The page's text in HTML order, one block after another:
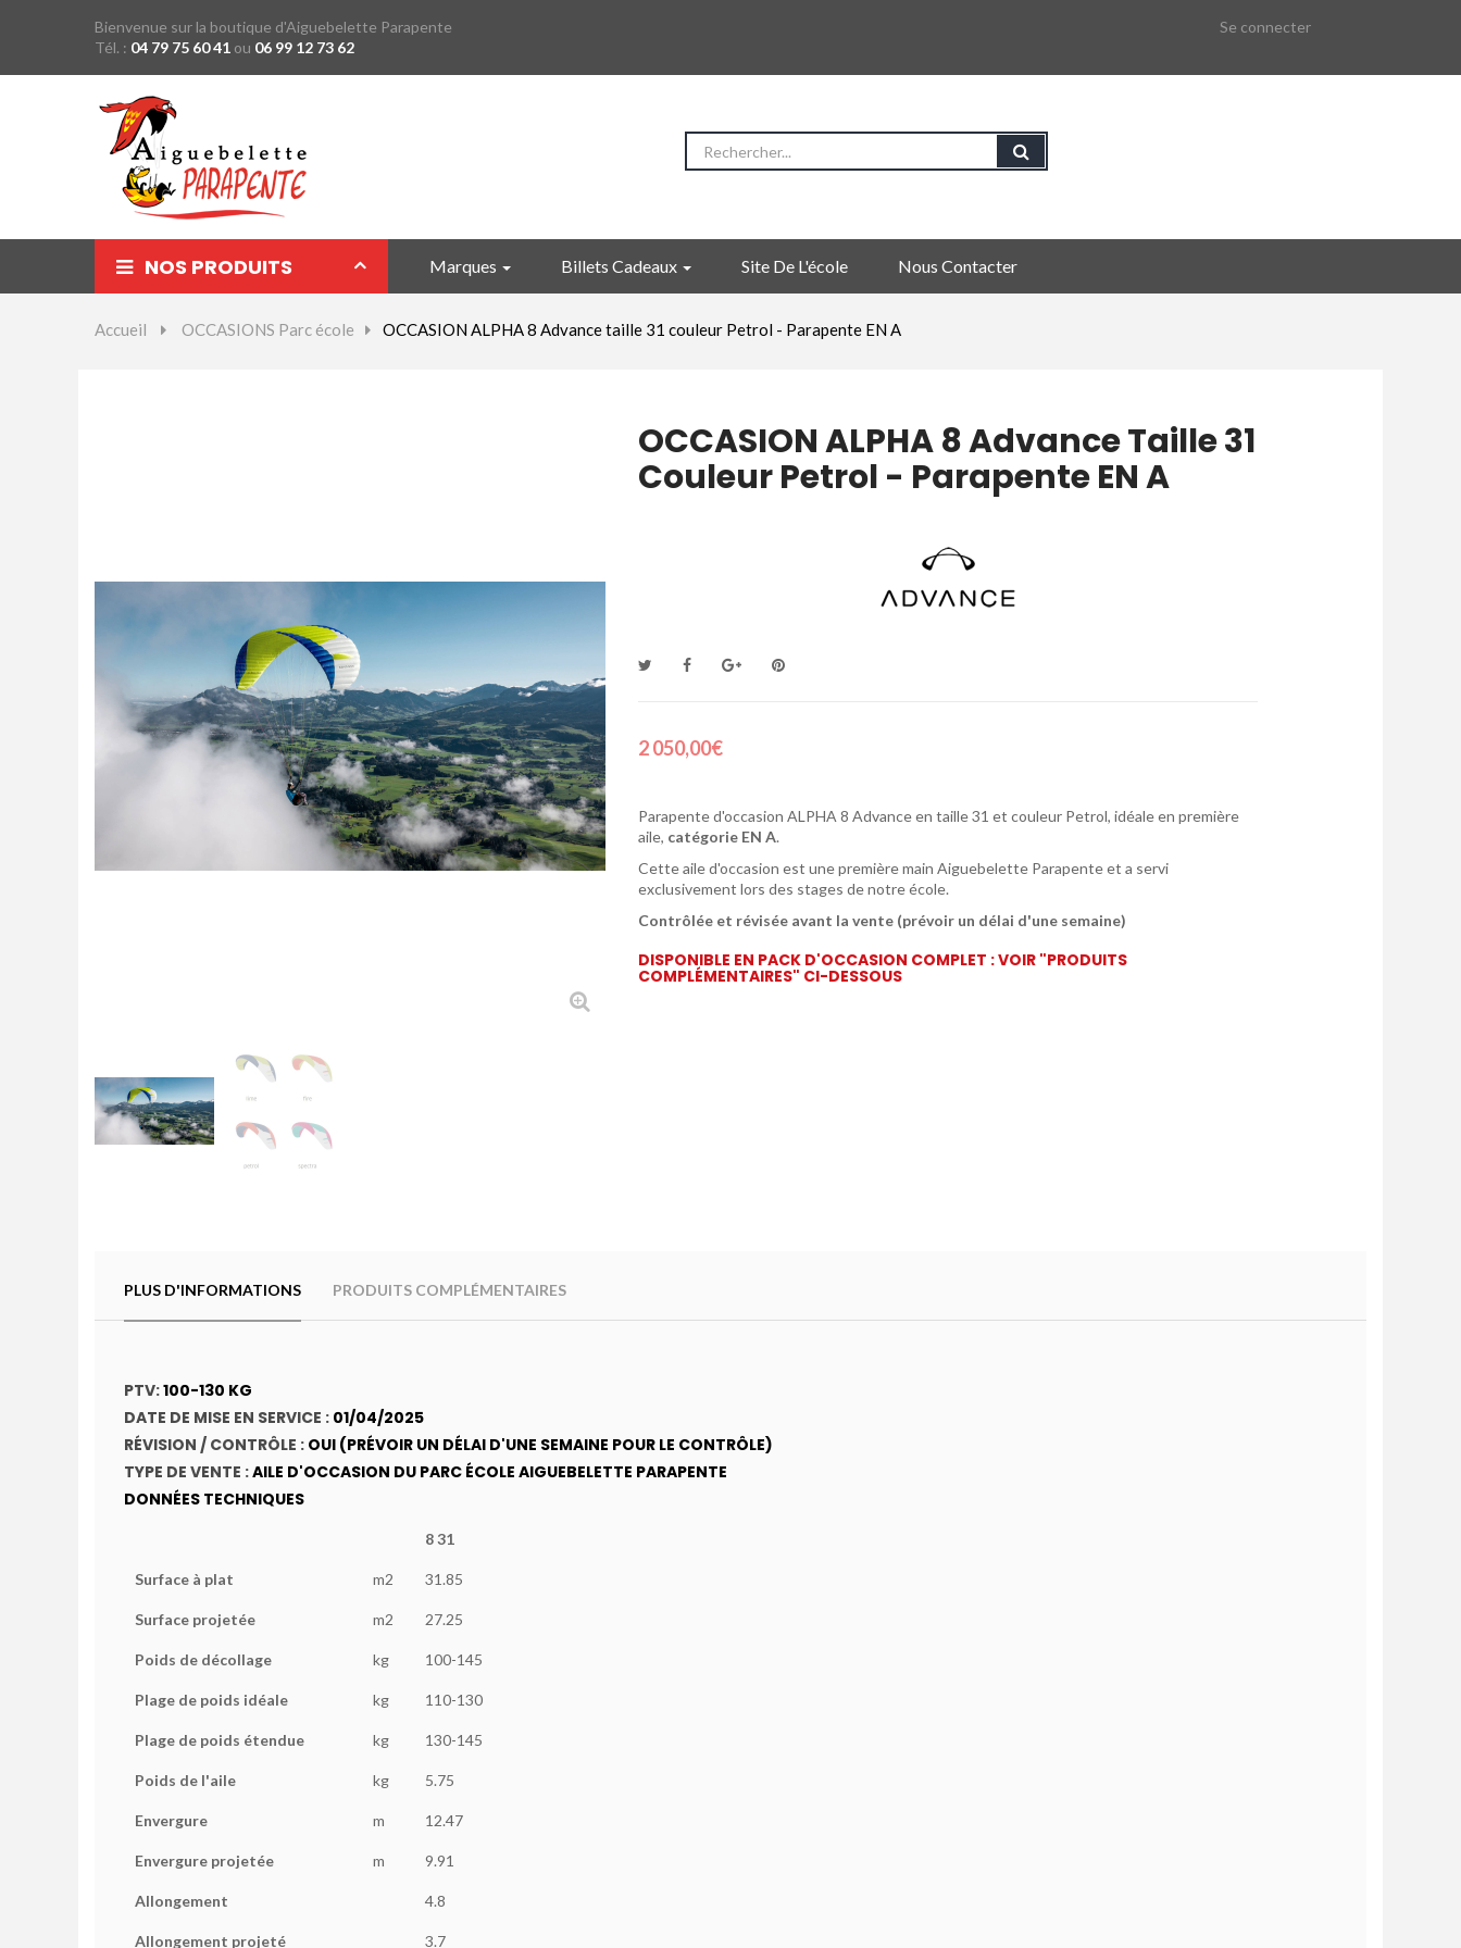
Bienvenue sur la boutique d'Aiguebelette Parapente
Tél. : 04 79 75 60 41 ou 06 99 12 73 62
Se connecter
NOS PRODUITS
Parapentes
DÉMOS
OCCASIONS Parc École
Marques Billets Cadeaux Site De L'école Nous Contacter
Accueil > OCCASIONS Parc école > OCCASION ALPHA 8 Advance taille 31 couleur Petrol - Parapente EN A
OCCASION ALPHA 8 Advance Taille 31
Couleur Petrol - Parapente EN A
2 050,00€
Parapente d'occasion ALPHA 8 Advance en taille 31 et couleur Petrol, idéale en première
aile, catégorie EN A.
Cette aile d'occasion est une première main Aiguebelette Parapente et a servi
exclusivement lors des stages de notre école.
Contrôlée et révisée avant la vente (prévoir un délai d'une semaine)
DISPONIBLE EN PACK D'OCCASION COMPLET : VOIR "PRODUITS
COMPLÉMENTAIRES" CI-DESSOUS
PLUS D'INFORMATIONS PRODUITS COMPLÉMENTAIRES
PTV:100-130 KG
DATE DE MISE EN SERVICE : 01/04/2025
RÉVISION / CONTRÔLE : OUI (PRÉVOIR UN DÉLAI D'UNE SEMAINE POUR LE CONTRÔLE)
TYPE DE VENTE :AILE D'OCCASION DU PARC ÉCOLE AIGUEBELETTE PARAPENTE
DONNÉES TECHNIQUES
8 31
Surface à plat m2 31.85
Surface projetée m2 27.25
Poids de décollage kg 100-145
Plage de poids idéale kg 110-130
Plage de poids étendue kg 130-145
Poids de l'aile kg 5.75
Envergure m 12.47
Envergure projetée m 9.91
Allongement 4.8
Allongement projeté 3.7